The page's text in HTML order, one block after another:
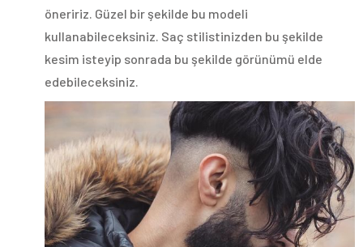
öneririz. Güzel bir şekilde bu modeli
kullanabileceksiniz. Saç stilistinizden bu şekilde
kesim isteyip sonrada bu şekilde görünümü elde
edebileceksiniz.